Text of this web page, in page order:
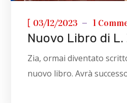
[ 03/12/2023 1
Nuovo Libro di L.
Zia, ormai diventato
nuovo libro. Avrà